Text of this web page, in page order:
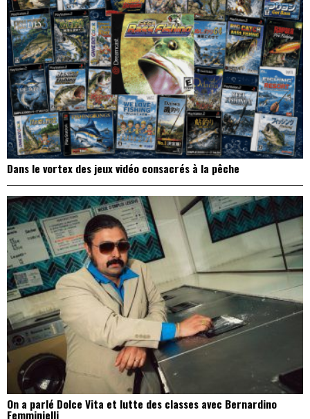
Dans le vortex des jeux vidéo consacrés à la pêche
On a parlé Dolce Vita et lutte des classes avec Bernardino
Femminielli